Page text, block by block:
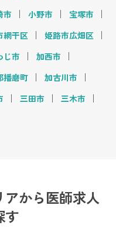
市 小野市
宝塚市
網干区
姫路市広畑区
じ市
加西市
播磨町
加古川市
三田市
三木市
から医師求人
す